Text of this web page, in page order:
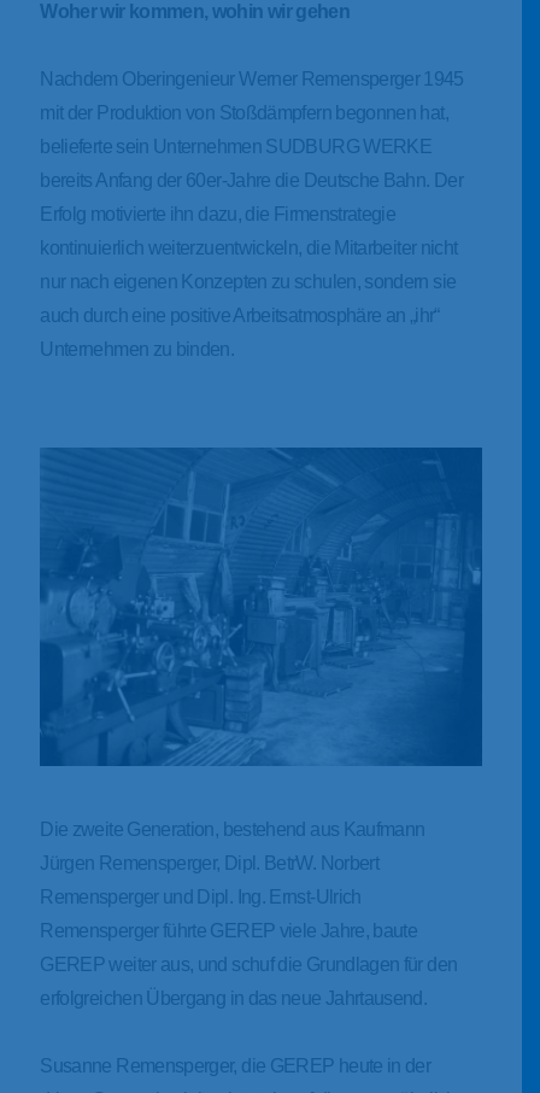
Woher wir kommen, wohin wir gehen
Nachdem Oberingenieur Werner Remensperger 1945
mit der Produktion von Stoßdämpfern begonnen hat,
belieferte sein Unternehmen SUDBURG WERKE
bereits Anfang der 60er-Jahre die Deutsche Bahn. Der
Erfolg motivierte ihn dazu, die Firmenstrategie
kontinuierlich weiterzuentwickeln, die Mitarbeiter nicht
nur nach eigenen Konzepten zu schulen, sondern sie
auch durch eine positive Arbeitsatmosphäre an „ihr“
Unternehmen zu binden.
Die zweite Generation, bestehend aus Kaufmann
Jürgen Remensperger, Dipl. BetrW. Norbert
Remensperger und Dipl. Ing. Ernst-Ulrich
Remensperger führte GEREP viele Jahre, baute
GEREP weiter aus, und schuf die Grundlagen für den
erfolgreichen Übergang in das neue Jahrtausend.
Susanne Remensperger, die GEREP heute in der